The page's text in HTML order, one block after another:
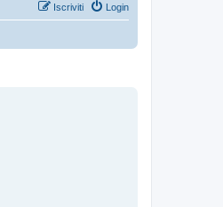
Login
Iscriviti